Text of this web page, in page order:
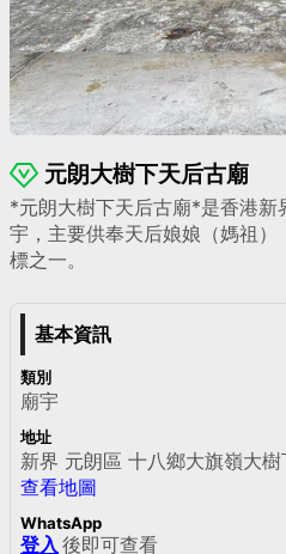
元朗大樹下天后古廟
*元朗大樹下天后古廟*是香港新
宇，主要供奉天后娘娘（媽祖
標之一。
基本資訊
類別
廟宇
地址
新界 元朗區 十八鄉大旗嶺大樹
查看地圖
WhatsApp
登入 後即可查看